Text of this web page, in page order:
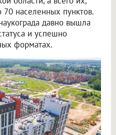
населенных пунктов.
давно вышла
и успешно
форматах.